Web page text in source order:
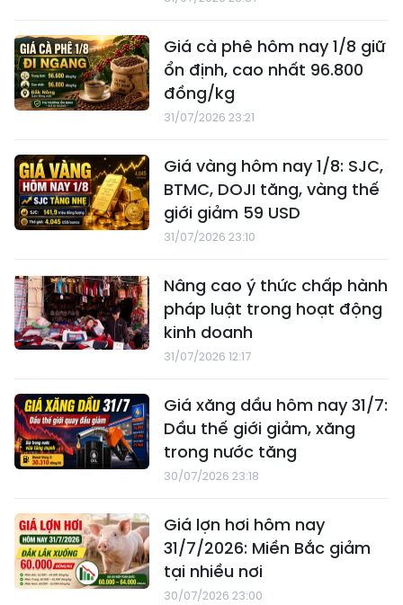
Giá cà phê hôm nay 1/8 giữ
ổn định, cao nhất 96.800
đồng/kg
31/07/2026 23:21
Giá vàng hôm nay 1/8: SJC,
BTMC, DOJI tăng, vàng thế
giới giảm 59 USD
31/07/2026 23:10
Nâng cao ý thức chấp hành
pháp luật trong hoạt động
kinh doanh
31/07/2026 12:17
Giá xăng dầu hôm nay 31/7:
Dầu thế giới giảm, xăng
trong nước tăng
30/07/2026 23:18
Giá lợn hơi hôm nay
31/7/2026: Miền Bắc giảm
tại nhiều nơi
30/07/2026 23:00